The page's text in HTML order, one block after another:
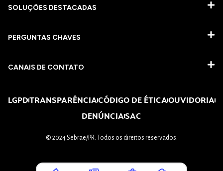
SOLUÇÕES DESTACADAS
PERGUNTAS CHAVES​
CANAIS DE CONTATO
LGPDTRANSPARÊNCIACÓDIGO DE ÉTICAOUVIDORIA
DENÚNCIASAC
© 2024 Sebrae/PR. Todos os direitos reservados.